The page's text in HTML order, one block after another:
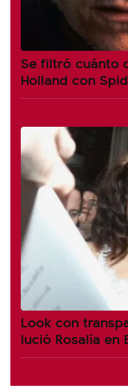
Se filtró cuánto
Holland con
Look con
lució Rosalía en